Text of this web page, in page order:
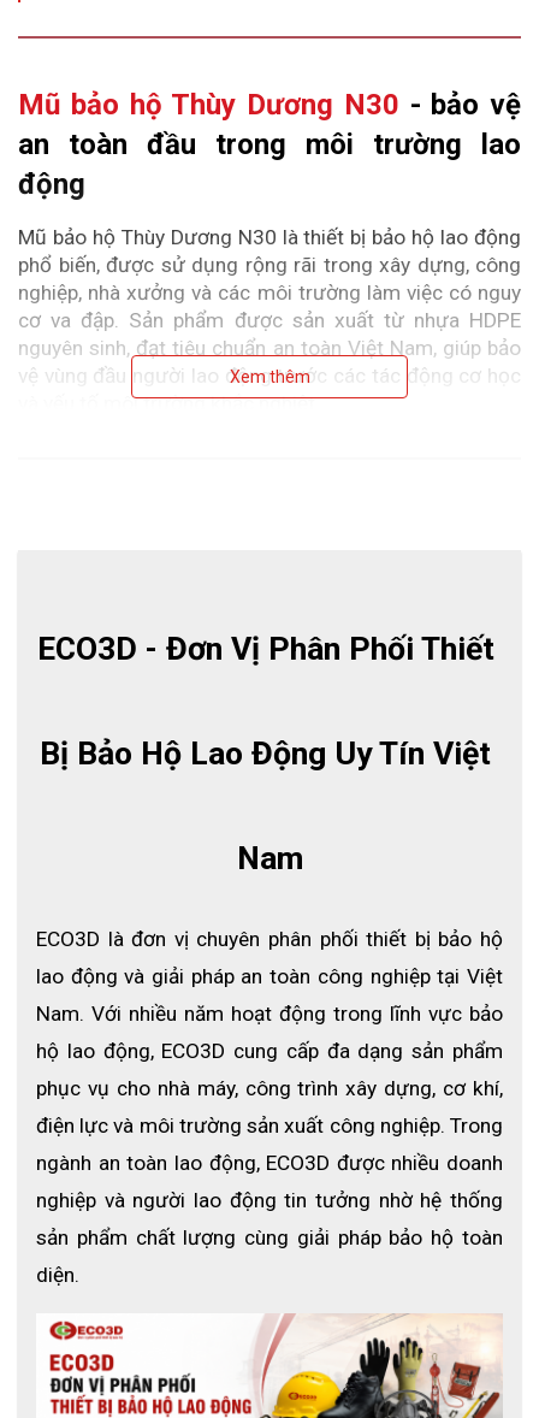
Mũ bảo hộ Thùy Dương N30 - bảo vệ
an toàn đầu trong môi trường lao
động
Mũ bảo hộ Thùy Dương N30 là thiết bị bảo hộ lao động
phổ biến, được sử dụng rộng rãi trong xây dựng, công
nghiệp, nhà xưởng và các môi trường làm việc có nguy
cơ va đập. Sản phẩm được sản xuất từ nhựa HDPE
nguyên sinh, đạt tiêu chuẩn an toàn Việt Nam, giúp bảo
vệ vùng đầu người lao động trước các tác động cơ học
và yếu tố môi trường khắc nghiệt.
Mũ bảo hộ Thùy Dương N30
1. Giới thiệu về mũ bảo hộ Thùy Dương
N30
Trong quá trình lao động, đặc biệt tại công trường xây
dựng, nhà máy hay khu vực thi công, nguy cơ vật rơi, va
ẩn. Mũ bảo hộ Thùy Dương N30 được thiết kế nhằm
giảm thiểu rủi ro này, giúp bảo vệ người lao động một
cách hiệu quả và ổn định trong suốt ca làm việc.
Sản phẩm có thiết kế đơn giản, bền chắc, dễ sử dụng và
phù hợp với nhiều đối tượng lao động khác nhau.
2. Thông số kỹ thuật mũ bảo hộ Thùy
Xem thêm
ECO3D - Đơn Vị Phân Phối Thiết
Bị Bảo Hộ Lao Động Uy Tín Việt
Nam
ECO3D là đơn vị chuyên phân phối thiết bị bảo hộ
lao động và giải pháp an toàn công nghiệp tại Việt
Nam. Với nhiều năm hoạt động trong lĩnh vực bảo
hộ lao động, ECO3D cung cấp đa dạng sản phẩm
phục vụ cho nhà máy, công trình xây dựng, cơ khí,
điện lực và môi trường sản xuất công nghiệp. Trong
ngành an toàn lao động, ECO3D được nhiều doanh
nghiệp và người lao động tin tưởng nhờ hệ thống
sản phẩm chất lượng cùng giải pháp bảo hộ toàn
diện.